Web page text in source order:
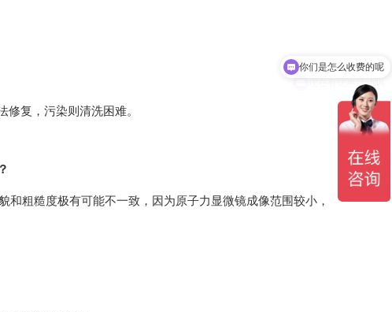
复，污染则清洗困难。
粗糙度极有可能不一致，因为原子力显微镜成像范围较小，
现在有优惠活动吗